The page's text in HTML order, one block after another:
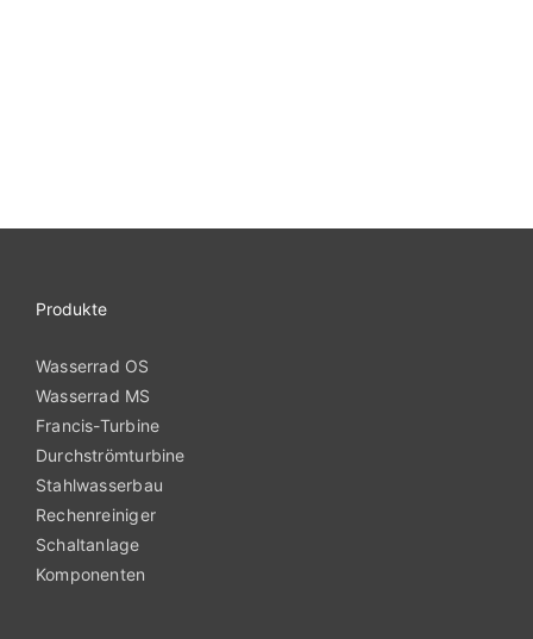
Produkte
Wasserrad OS
Wasserrad MS
Francis-Turbine
Durchströmturbine
Stahlwasserbau
Rechenreiniger
Schaltanlage
Komponenten